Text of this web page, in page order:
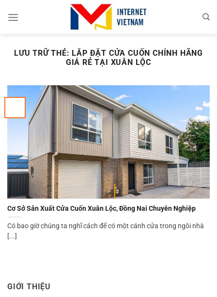
đến
LƯU TRỮ THẺ: LẮP ĐẶT CỬA CUỐN CHÍNH HÃNG
GIÁ RẺ TẠI XUÂN LỘC
Cơ Sở Sản Xuất Cửa Cuốn Xuân Lộc, Đồng Nai Chuyên Nghiệp
Có bao giờ chúng ta nghĩ cách để có một cánh cửa trong ngôi nhà
[...]
GIỚI THIỆU